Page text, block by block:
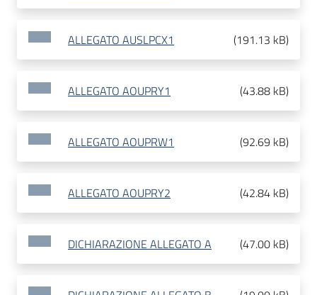
ALLEGATO AUSLPCX1 (191.13 kB)
ALLEGATO AOUPRY1 (43.88 kB)
ALLEGATO AOUPRW1 (92.69 kB)
ALLEGATO AOUPRY2 (42.84 kB)
DICHIARAZIONE ALLEGATO A (47.00 kB)